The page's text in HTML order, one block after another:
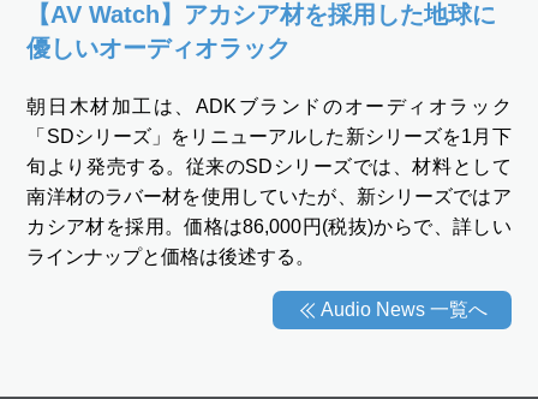
【AV Watch】アカシア材を採用した地球に
優しいオーディオラック
朝日木材加工は、ADKブランドのオーディオラック
「SDシリーズ」をリニューアルした新シリーズを1月下
旬より発売する。従来のSDシリーズでは、材料として
南洋材のラバー材を使用していたが、新シリーズではア
カシア材を採用。価格は86,000円(税抜)からで、詳しい
ラインナップと価格は後述する。
Audio News 一覧へ